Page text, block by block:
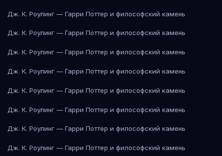
Дж. К. Роулинг — Гарри Поттер и философский камень
Дж. К. Роулинг — Гарри Поттер и философский камень
Дж. К. Роулинг — Гарри Поттер и философский камень
Дж. К. Роулинг — Гарри Поттер и философский камень
Дж. К. Роулинг — Гарри Поттер и философский камень
Дж. К. Роулинг — Гарри Поттер и философский камень
Дж. К. Роулинг — Гарри Поттер и философский камень
Дж. К. Роулинг — Гарри Поттер и философский камень